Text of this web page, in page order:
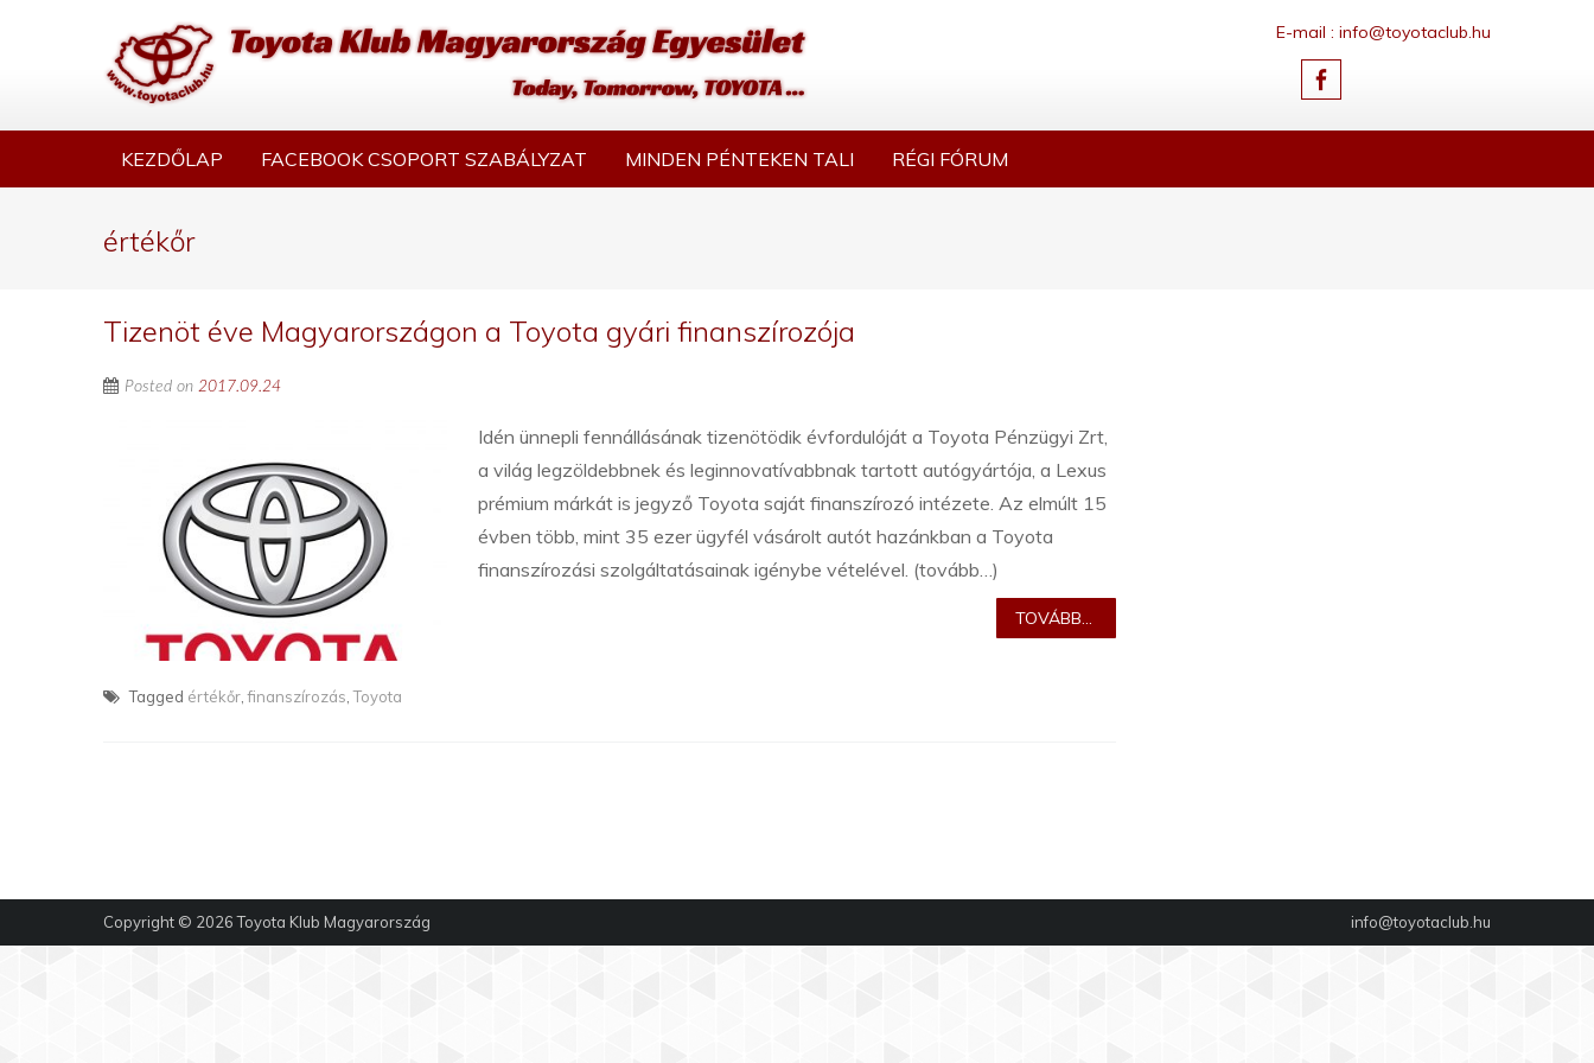
E-mail : info@toyotaclub.hu
KEZDŐLAP FACEBOOK CSOPORT SZABÁLYZAT MINDEN PÉNTEKEN TALI RÉGI FÓRUM
értékőr
Tizenöt éve Magyarországon a Toyota gyári finanszírozója
Posted on 2017.09.24
Idén ünnepli fennállásának tizenötödik évfordulóját a Toyota Pénzügyi Zrt,
a világ legzöldebbnek és leginnovatívabbnak tartott autógyártója, a Lexus
prémium márkát is jegyző Toyota saját finanszírozó intézete. Az elmúlt 15
évben több, mint 35 ezer ügyfél vásárolt autót hazánkban a Toyota
finanszírozási szolgáltatásainak igénybe vételével. (tovább…)
TOVÁBB...
Tagged értékőr,finanszírozás,Toyota
info@toyotaclub.hu
Copyright © 2026Toyota Klub Magyarország